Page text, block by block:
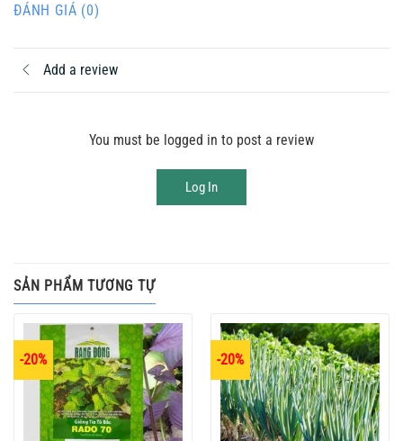
ĐÁNH GIÁ (0)
Add a review
You must be logged in to post a review
Log In
SẢN PHẨM TƯƠNG TỰ
-20% -20%